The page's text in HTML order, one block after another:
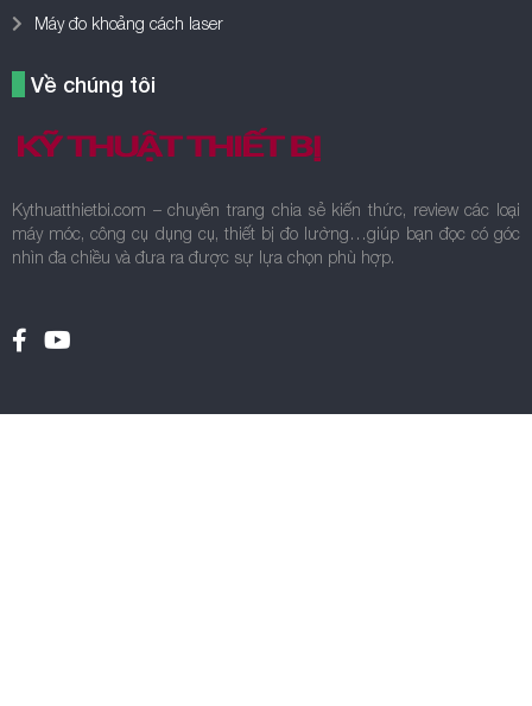
Máy đo khoảng cách laser
Về chúng tôi
Kythuatthietbi.com – chuyên trang chia sẻ kiến thức, review các loại
máy móc, công cụ dụng cụ, thiết bị đo lường…giúp bạn đọc có góc
nhìn đa chiều và đưa ra được sự lựa chọn phù hợp.